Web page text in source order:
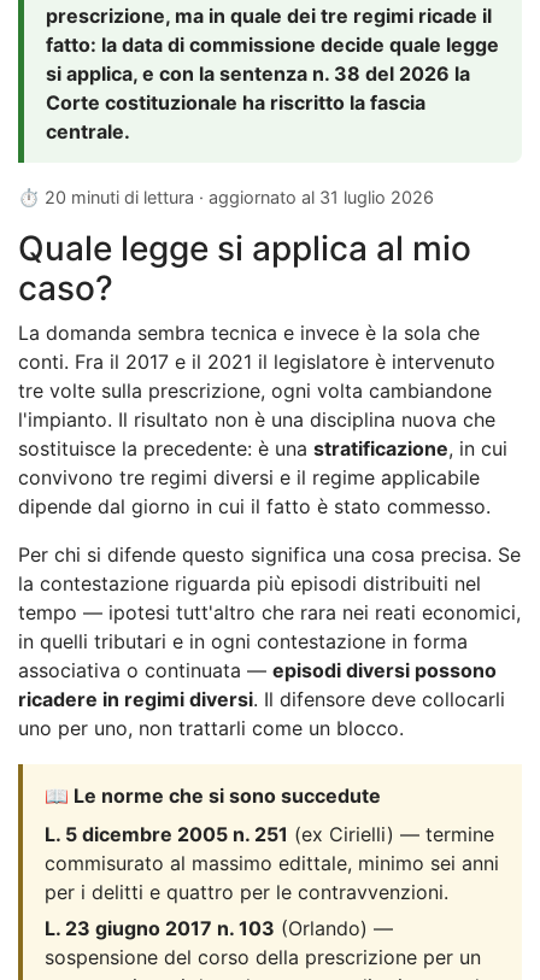
prescrizione, ma in quale dei tre regimi ricade il
fatto: la data di commissione decide quale legge
si applica, e con la sentenza n. 38 del 2026 la
Corte costituzionale ha riscritto la fascia
centrale.
⏱ 20 minuti di lettura · aggiornato al 31 luglio 2026
Quale legge si applica al mio
caso?
La domanda sembra tecnica e invece è la sola che
conti. Fra il 2017 e il 2021 il legislatore è intervenuto
tre volte sulla prescrizione, ogni volta cambiandone
l'impianto. Il risultato non è una disciplina nuova che
sostituisce la precedente: è una stratificazione, in cui
convivono tre regimi diversi e il regime applicabile
dipende dal giorno in cui il fatto è stato commesso.
Per chi si difende questo significa una cosa precisa. Se
la contestazione riguarda più episodi distribuiti nel
tempo — ipotesi tutt'altro che rara nei reati economici,
in quelli tributari e in ogni contestazione in forma
associativa o continuata — episodi diversi possono
ricadere in regimi diversi. Il difensore deve collocarli
uno per uno, non trattarli come un blocco.
📖 Le norme che si sono succedute
L. 5 dicembre 2005 n. 251 (ex Cirielli) — termine
commisurato al massimo edittale, minimo sei anni
per i delitti e quattro per le contravvenzioni.
L. 23 giugno 2017 n. 103 (Orlando) —
sospensione del corso della prescrizione per un